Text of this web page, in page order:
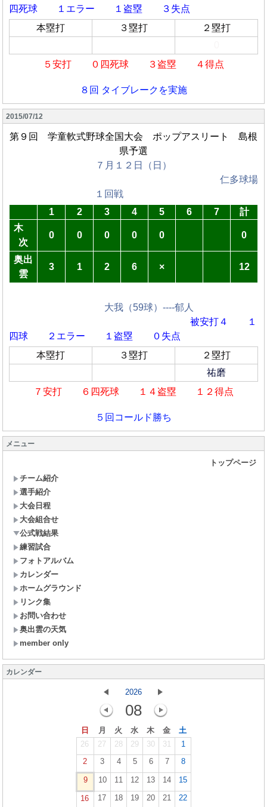
メニュー
トップページ
チーム紹介
選手紹介
大会日程
大会組合せ
公式戦結果
練習試合
フォトアルバム
カレンダー
ホームグラウンド
リンク集
お問い合わせ
奥出雲の天気
member only
カレンダー
2026
08
日 月 火 水 木 金
土
26
27 28 29 30 31
1
2
3 4 5 6 7 8
9 10 11 12 13 14 15
16 17 18 19 20 21 22
四死球
１エラー １盗塁 ３失点
本塁打
３塁打
２塁打
５安打 ０四死球 ３盗塁 ４得点
８回 タイブレークを実施
2015/07/12
第９回 学童軟式野球全国大会 ポップアスリート 島根
県予選
７月１２日（日）
仁多球場
１回戦
1
2 3 4 5 6 7
計
木
次
0 0 0 0 0 0
奥出
雲
3 1 2 6 × 12
大我（59球）----郁人
被安打４ １
四球
２エラー １盗塁 ０失点
本塁打
３塁打
２塁打
祐磨
７安打 ６四死球 １４盗塁 １２得点
５回コールド勝ち